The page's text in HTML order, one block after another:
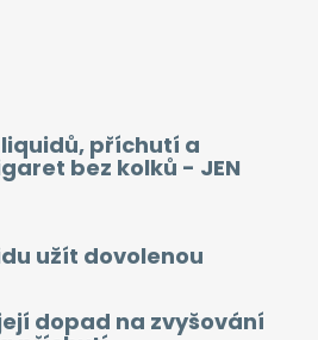
liquidů, příchutí a
bez kolků - JEN
užít dovolenou
dopad na zvyšování